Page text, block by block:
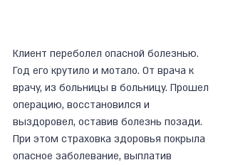
Клиент переболел опасной болезнью.
Год его крутило и мотало. От врача к
врачу, из больницы в больницу. Прошел
операцию, восстановился и
выздоровел, оставив болезнь позади.
При этом страховка здоровья покрыла
опасное заболевание, выплатив